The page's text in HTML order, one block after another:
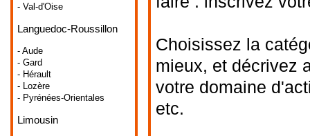
- Val-d'Oise
Languedoc-Roussillon
- Aude
- Gard
- Hérault
- Lozère
- Pyrénées-Orientales
Limousin
Choisissez la
mieux, et décrivez
votre domaine
etc.